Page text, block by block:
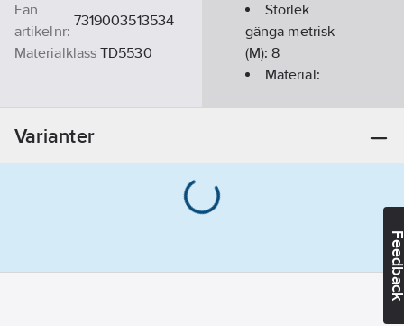
Ean
artikelnr:
7319003513534
Materialklass TD5530
Storlek
gänga metrisk
(M):8
Material:
Stål (8.8)
Längd:1000
Varianter